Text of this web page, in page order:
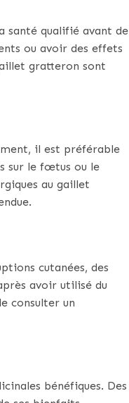
santé qualifié avant de
ou avoir des effets
gratteron sont
il est préférable
sur le fœtus ou le
au gaillet
cutanées, des
avoir utilisé du
consulter un
bénéfiques. Des